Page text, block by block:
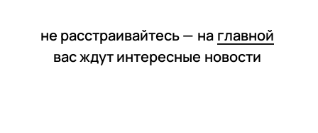
не расстраивайтесь — на главной
вас ждут интересные новости